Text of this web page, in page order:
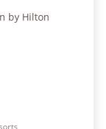
by Hilton